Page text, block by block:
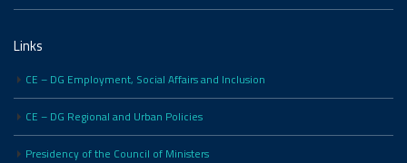
Links
CE – DG Employment, Social Affairs and Inclusion
CE – DG Regional and Urban Policies
Presidency of the Council of Ministers